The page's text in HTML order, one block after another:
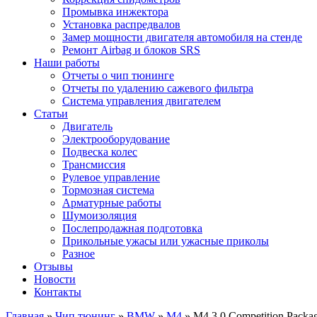
Промывка инжектора
Установка распредвалов
Замер мощности двигателя автомобиля на стенде
Ремонт Airbag и блоков SRS
Наши работы
Отчеты о чип тюнинге
Отчеты по удалению сажевого фильтра
Система управления двигателем
Статьи
Двигатель
Электрооборудование
Подвеска колес
Трансмиссия
Рулевое управление
Тормозная система
Арматурные работы
Шумоизоляция
Послепродажная подготовка
Прикольные ужасы или ужасные приколы
Разное
Отзывы
Новости
Контакты